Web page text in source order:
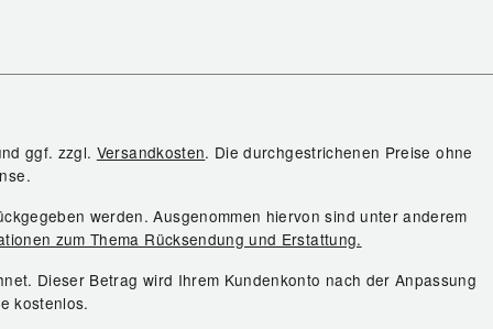
ggf. zzgl. Versandkosten. Die durchgestrichenen Preise ohne
werden. Ausgenommen hiervon sind unter anderem
zum Thema Rücksendung und Erstattung.
Dieser Betrag wird Ihrem Kundenkonto nach der Anpassung
kostenlos.